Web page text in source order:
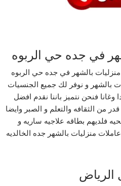
في جده حي الربوه
بالشهر في جده حي الربوه
بالشهر و نوفر لك جميع الجنسيات
وغانا فنحن نتميز باننا نقدم افضل
من الثقافه والتعلم و الصبر وايضا
فلديهم بطاقه علاجيه ساريه و
منزليات بالشهر جده الخالديه
الرياض